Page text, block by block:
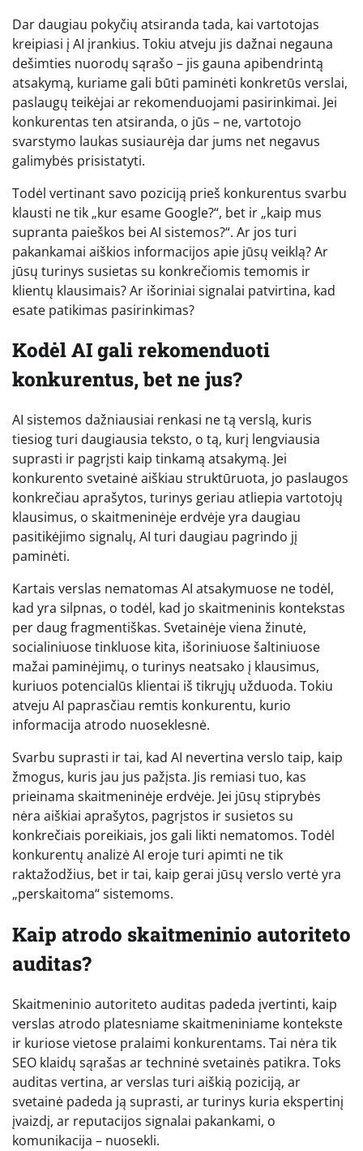
Dar daugiau pokyčių atsiranda tada, kai vartotojas
kreipiasi į AI įrankius. Tokiu atveju jis dažnai negauna
dešimties nuorodų sąrašo – jis gauna apibendrintą
atsakymą, kuriame gali būti paminėti konkretūs verslai,
paslaugų teikėjai ar rekomenduojami pasirinkimai. Jei
konkurentas ten atsiranda, o jūs – ne, vartotojo
svarstymo laukas susiaurėja dar jums net negavus
galimybės prisistatyti.
Todėl vertinant savo poziciją prieš konkurentus svarbu
klausti ne tik „kur esame Google?“, bet ir „kaip mus
supranta paieškos bei AI sistemos?“. Ar jos turi
pakankamai aiškios informacijos apie jūsų veiklą? Ar
jūsų turinys susietas su konkrečiomis temomis ir
klientų klausimais? Ar išoriniai signalai patvirtina, kad
esate patikimas pasirinkimas?
Kodėl AI gali rekomenduoti
konkurentus, bet ne jus?
AI sistemos dažniausiai renkasi ne tą verslą, kuris
tiesiog turi daugiausia teksto, o tą, kurį lengviausia
suprasti ir pagrįsti kaip tinkamą atsakymą. Jei
konkurento svetainė aiškiau struktūruota, jo paslaugos
konkrečiau aprašytos, turinys geriau atliepia vartotojų
klausimus, o skaitmeninėje erdvėje yra daugiau
pasitikėjimo signalų, AI turi daugiau pagrindo jį
paminėti.
Kartais verslas nematomas AI atsakymuose ne todėl,
kad yra silpnas, o todėl, kad jo skaitmeninis kontekstas
per daug fragmentiškas. Svetainėje viena žinutė,
socialiniuose tinkluose kita, išoriniuose šaltiniuose
mažai paminėjimų, o turinys neatsako į klausimus,
kuriuos potencialūs klientai iš tikrųjų užduoda. Tokiu
atveju AI paprasčiau remtis konkurentu, kurio
informacija atrodo nuoseklesnė.
Svarbu suprasti ir tai, kad AI nevertina verslo taip, kaip
žmogus, kuris jau jus pažįsta. Jis remiasi tuo, kas
prieinama skaitmeninėje erdvėje. Jei jūsų stiprybės
nėra aiškiai aprašytos, pagrįstos ir susietos su
konkrečiais poreikiais, jos gali likti nematomos. Todėl
konkurentų analizė AI eroje turi apimti ne tik
raktažodžius, bet ir tai, kaip gerai jūsų verslo vertė yra
„perskaitoma“ sistemoms.
Kaip atrodo skaitmeninio autoriteto
auditas?
Skaitmeninio autoriteto auditas padeda įvertinti, kaip
verslas atrodo platesniame skaitmeniniame kontekste
ir kuriose vietose pralaimi konkurentams. Tai nėra tik
SEO klaidų sąrašas ar techninė svetainės patikra. Toks
auditas vertina, ar verslas turi aiškią poziciją, ar
svetainė padeda ją suprasti, ar turinys kuria ekspertinį
įvaizdį, ar reputacijos signalai pakankami, o
komunikacija – nuosekli.